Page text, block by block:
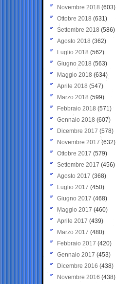
Novembre 2018 (603)
Ottobre 2018 (631)
Settembre 2018 (586)
Agosto 2018 (362)
Luglio 2018 (562)
Giugno 2018 (563)
Maggio 2018 (634)
Aprile 2018 (547)
Marzo 2018 (599)
Febbraio 2018 (571)
Gennaio 2018 (607)
Dicembre 2017 (578)
Novembre 2017 (632)
Ottobre 2017 (579)
Settembre 2017 (456)
Agosto 2017 (368)
Luglio 2017 (450)
Giugno 2017 (468)
Maggio 2017 (460)
Aprile 2017 (439)
Marzo 2017 (480)
Febbraio 2017 (420)
Gennaio 2017 (453)
Dicembre 2016 (438)
Novembre 2016 (438)